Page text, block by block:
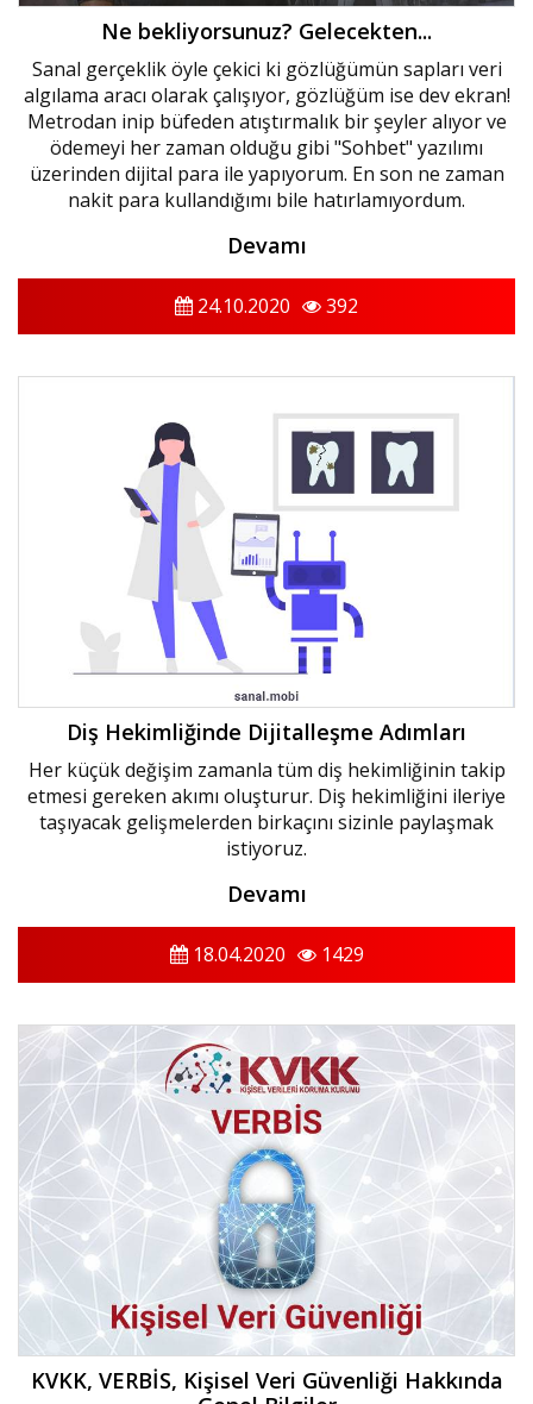
Ne bekliyorsunuz? Gelecekten...
Sanal gerçeklik öyle çekici ki gözlüğümün sapları veri
algılama aracı olarak çalışıyor, gözlüğüm ise dev ekran!
Metrodan inip büfeden atıştırmalık bir şeyler alıyor ve
ödemeyi her zaman olduğu gibi "Sohbet" yazılımı
üzerinden dijital para ile yapıyorum. En son ne zaman
nakit para kullandığımı bile hatırlamıyordum.
Devamı
24.10.2020 392
Diş Hekimliğinde Dijitalleşme Adımları
Her küçük değişim zamanla tüm diş hekimliğinin takip
etmesi gereken akımı oluşturur. Diş hekimliğini ileriye
taşıyacak gelişmelerden birkaçını sizinle paylaşmak
istiyoruz.
Devamı
18.04.2020 1429
KVKK, VERBİS, Kişisel Veri Güvenliği Hakkında